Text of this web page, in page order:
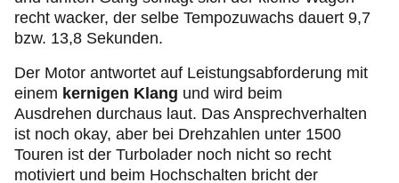
recht wacker, der selbe Tempozuwachs dauert 9,7
bzw. 13,8 Sekunden.
Der Motor antwortet auf Leistungsabforderung mit
einem kernigen Klang und wird beim
Ausdrehen durchaus laut. Das Ansprechverhalten
ist noch okay, aber bei Drehzahlen unter 1500
Touren ist der Turbolader noch nicht so recht
motiviert und beim Hochschalten bricht der